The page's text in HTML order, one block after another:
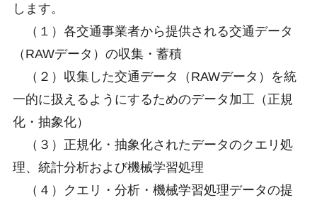
します。
（１）各交通事業者から提供される交通データ
（RAWデータ）の収集・蓄積
（２）収集した交通データ（RAWデータ）を統
一的に扱えるようにするためのデータ加工（正規
化・抽象化）
（３）正規化・抽象化されたデータのクエリ処
理、統計分析および機械学習処理
（４）クエリ・分析・機械学習処理データの提